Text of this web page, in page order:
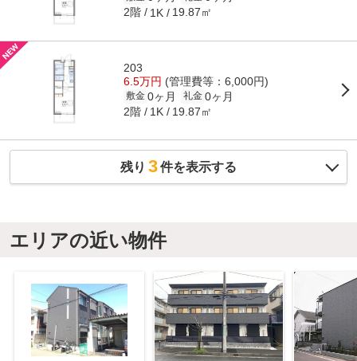
2階 1K 19.87㎡
203
6.5万円 (管理費等：6,000円)
敷金 0ヶ月 礼金 0ヶ月
2階 1K 19.87㎡
残り 3件を表示する
エリアの近い物件